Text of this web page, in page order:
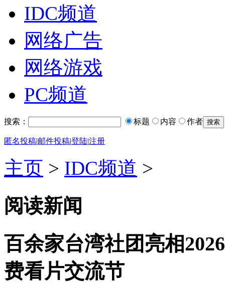
IDC频道
网络广告
网络游戏
PC频道
搜索： 标题 内容 作者
匿名投稿|邮件投稿|登陆|注册
主页 > IDC频道 >
阅读新闻
百余家台湾社团亮相
费看片交流节